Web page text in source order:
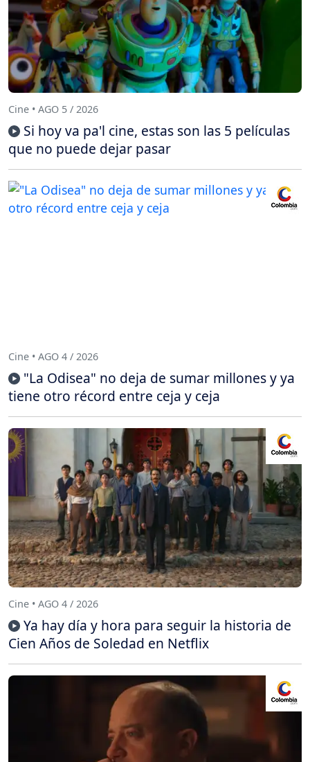
Cine • AGO 5 / 2026
Si hoy va pa'l cine, estas son las 5 películas
que no puede dejar pasar
Cine • AGO 4 / 2026
"La Odisea" no deja de sumar millones y ya
tiene otro récord entre ceja y ceja
Cine • AGO 4 / 2026
Ya hay día y hora para seguir la historia de
Cien Años de Soledad en Netflix